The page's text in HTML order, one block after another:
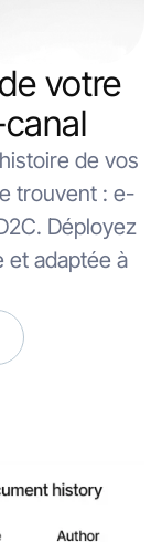
votre
de vos
trouvent : e-
Déployez
et adaptée à